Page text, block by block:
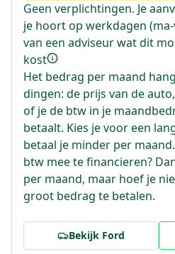
Geen verplichtingen. Je
je hoort op werkdagen
van een adviseur wat dit
kost
Het bedrag per maand
dingen: de prijs van de
of je de btw in je
betaalt. Kies je voor een
betaal je minder per
btw mee te financieren?
per maand, maar hoef je
groot bedrag te betalen.
Bekijk Ford